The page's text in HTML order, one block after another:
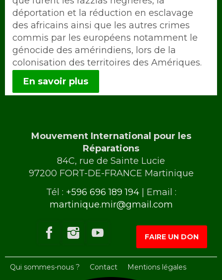
déportation et la réduction en esclavage
des africains ainsi que les autres crimes
commis par les européens notamment le
génocide des amérindiens, lors de la
colonisation des territoires des Amériques.
En savoir plus
Mouvement International pour les
Réparations
84C, rue de Sainte Lucie
97200 FORT-DE-FRANCE Martinique
Tél : +596 696 189 194| Email :
martinique.mir@gmail.com
FAIRE UN DON
Qui sommes-nous ? Contact Mentions légales